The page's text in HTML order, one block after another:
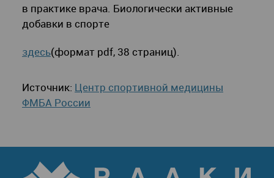
в практике врача. Биологически активные
добавки в спорте
здесь(формат pdf, 38 страниц).
Источник: Центр спортивной медицины
ФМБА России